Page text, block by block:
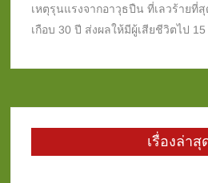
เหตุรุนแรงจากอาวุธปืน ที่เลวร้ายที่
เกือบ 30 ปี ส่งผลให้มีผู้เสียชีวิตไป
เรื่องล่าสุ